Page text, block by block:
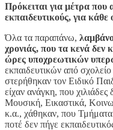
Πρόκειται για μέτρα που
εκπαιδευτικούς, για κάθε
Όλα τα παραπάνω,
χρονιάς, που τα κενά δεν
ώρες υποχρεωτικών
εκπαιδευτικών από
στερήθηκαν τον Ειδικό
είχαν ανάγκη, που
Μουσική, Εικαστικά,
κ.α., χάθηκαν, που Τμήματα
ποτέ δεν πήγε